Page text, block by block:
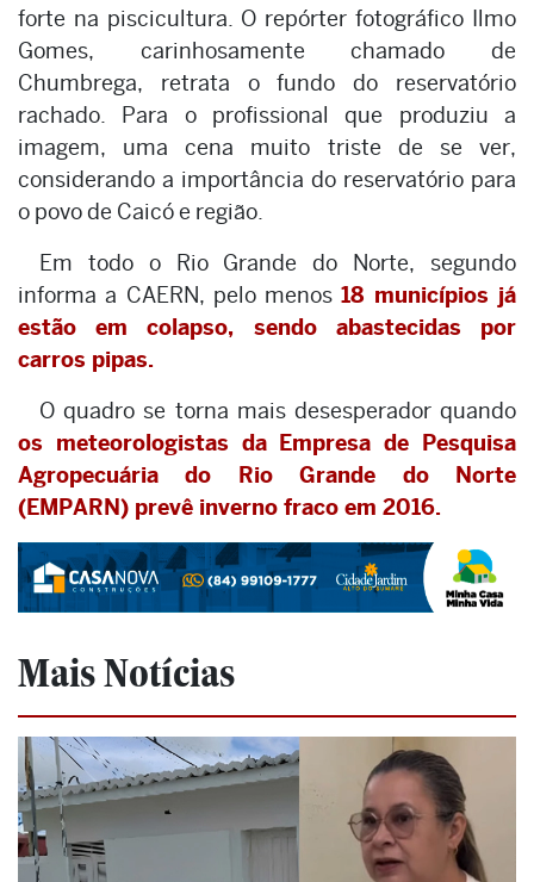
forte na piscicultura. O repórter fotográfico Ilmo
Gomes, carinhosamente chamado de
Chumbrega, retrata o fundo do reservatório
rachado. Para o profissional que produziu a
imagem, uma cena muito triste de se ver,
considerando a importância do reservatório para
o povo de Caicó e região.
Em todo o Rio Grande do Norte, segundo
informa a CAERN, pelo menos18 municípios já
estão em colapso, sendo abastecidas por
carros pipas.
O quadro se torna mais desesperador quando
os meteorologistas da Empresa de Pesquisa
Agropecuária do Rio Grande do Norte
(EMPARN) prevê inverno fraco em 2016.
Mais Notícias